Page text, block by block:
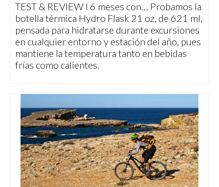
TEST & REVIEW I 6 meses con… Probamos la
botella térmica Hydro Flask 21 oz, de 621 ml,
pensada para hidratarse durante excursiones
en cualquier entorno y estación del año, pues
mantiene la temperatura tanto en bebidas
frías como calientes.